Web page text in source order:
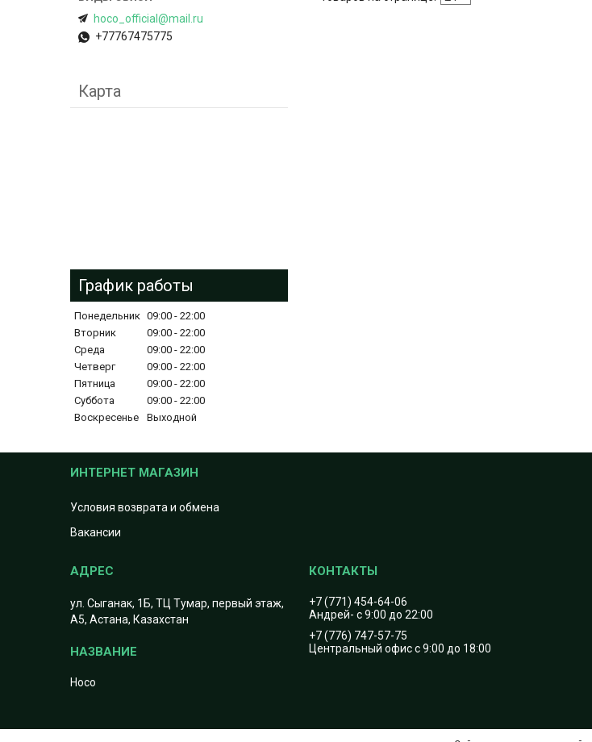
hoco_official@mail.ru
+77767475775
Карта
График работы
Понедельник 09:00
22:00
Вторник
09:00
22:00
Среда
09:00
22:00
Четверг
09:00
22:00
Пятница
09:00
22:00
Суббота
09:00
22:00
Воскресенье
Выходной
ИНТЕРНЕТ МАГАЗИН
Условия возврата и обмена
Вакансии
ул. Сыганак, 1Б, ТЦ Тумар, первый этаж,
А5, Астана, Казахстан
Hoco
+7 (771) 454-64-06
Андрей- с 9:00 до 22:00
+7 (776) 747-57-75
Центральный офис с 9:00 до 18:00